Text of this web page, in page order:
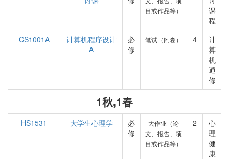
目或作品等）
课
程
CS1001A
计算机程序设计
A
必
修
笔试（闭卷） 4
计
算
机
通
修
1秋,1春
HS1531 大学生心理学
必
修
大作业（论
文、报告、项
目或作品等）
2
心
理
健
康